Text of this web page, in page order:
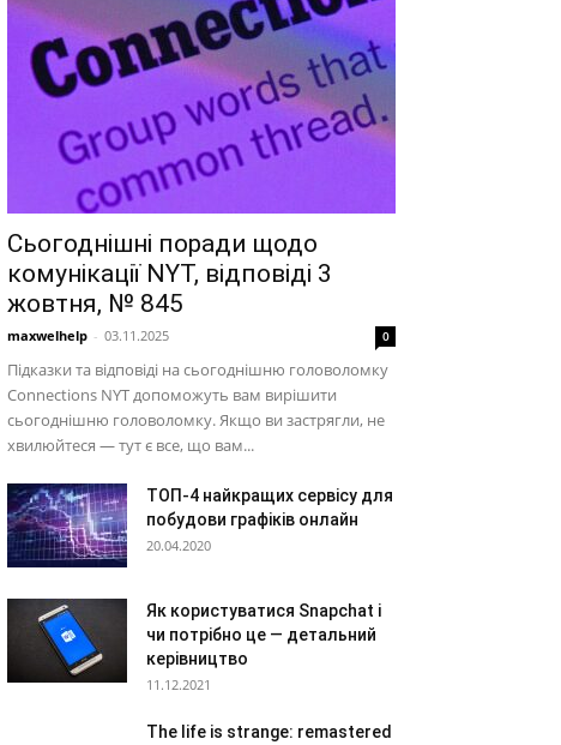
Сьогоднішні поради щодо
комунікації NYT, відповіді 3
жовтня, № 845
maxwelhelp - 03.11.2025 0
Підказки та відповіді на сьогоднішню головоломку
Connections NYT допоможуть вам вирішити
сьогоднішню головоломку. Якщо ви застрягли, не
хвилюйтеся — тут є все, що вам...
ТОП-4 найкращих сервісу для
побудови графіків онлайн
20.04.2020
Як користуватися Snapchat і
чи потрібно це — детальний
керівництво
11.12.2021
The life is strange: remastered